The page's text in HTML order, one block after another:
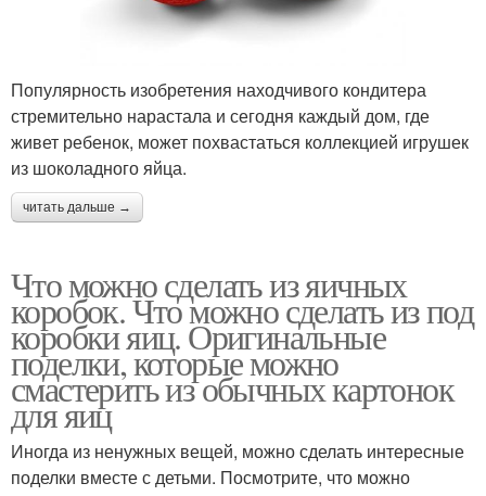
Популярность изобретения находчивого кондитера
стремительно нарастала и сегодня каждый дом, где
живет ребенок, может похвастаться коллекцией игрушек
из шоколадного яйца.
читать дальше →
Что можно сделать из яичных
коробок. Что можно сделать из под
коробки яиц. Оригинальные
поделки, которые можно
смастерить из обычных картонок
для яиц
Иногда из ненужных вещей, можно сделать интересные
поделки вместе с детьми. Посмотрите, что можно